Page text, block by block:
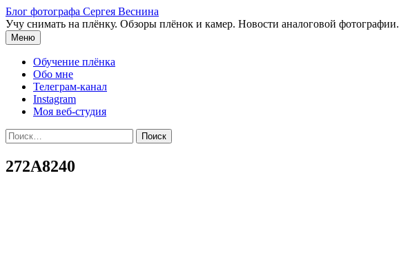
Перейти
к
содержимому
Блог фотографа Сергея Веснина
Учу снимать на плёнку. Обзоры плёнок и камер. Новости аналоговой фотографии.
Меню
Обучение плёнка
Обо мне
Телеграм-канал
Instagram
Моя веб-студия
Найти:
272A8240